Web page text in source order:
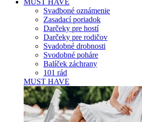
MUST HAVE
Svadboné oznámenie
Zasadací poriadok
Darčeky pre hostí
Darčeky pre rodičov
Svadobné drobnosti
Svodobné poháre
Balíček záchrany
101 rád
MUST HAVE